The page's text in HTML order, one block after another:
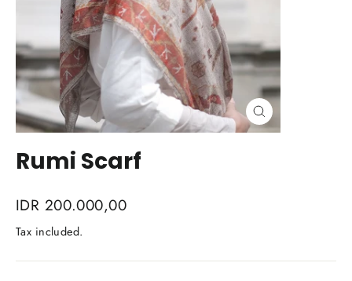
Close
(esc)
Rumi Scarf
Regular
price
IDR 200.000,00
Tax included.